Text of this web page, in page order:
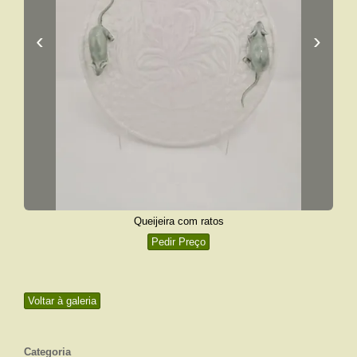
Voltar à galeria
Categoria
‹ ›
Queijeira com ratos
Pedir Preço